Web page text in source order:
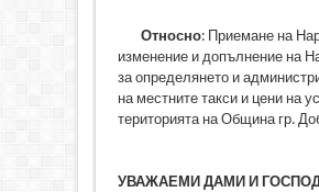
Относно: Приемане на
изменение и допълнение на
за определянето и
на местните такси и цени на
територията на Община гр.
УВАЖАЕМИ ДАМИ И